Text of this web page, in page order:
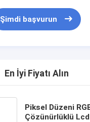
Şimdi başvurun
En İyi Fiyatı Alın
Piksel Düzeni
Çözünürlüklü